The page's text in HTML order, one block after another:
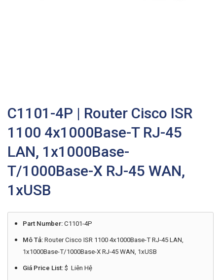
C1101-4P | Router Cisco ISR
1100 4x1000Base-T RJ-45
LAN, 1x1000Base-
T/1000Base-X RJ-45 WAN,
1xUSB
Part Number:C1101-4P
Mô Tả:Router Cisco ISR 1100 4x1000Base-T RJ-45 LAN,
1x1000Base-T/1000Base-X RJ-45 WAN, 1xUSB
Giá Price List:$ Liên Hệ